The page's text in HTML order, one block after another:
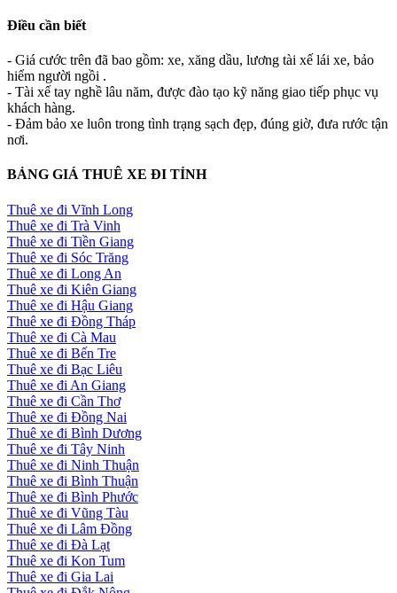
Điều cần biết
- Giá cước trên đã bao gồm: xe, xăng dầu, lương tài xế lái xe, bảo
hiểm người ngồi .
- Tài xế tay nghề lâu năm, được đào tạo kỹ năng giao tiếp phục vụ
khách hàng.
- Đảm bảo xe luôn trong tình trạng sạch đẹp, đúng giờ, đưa rước tận
nơi.
BẢNG GIÁ THUÊ XE ĐI TỈNH
Thuê xe đi Vĩnh Long
Thuê xe đi Trà Vinh
Thuê xe đi Tiền Giang
Thuê xe đi Sóc Trăng
Thuê xe đi Long An
Thuê xe đi Kiên Giang
Thuê xe đi Hậu Giang
Thuê xe đi Đồng Tháp
Thuê xe đi Cà Mau
Thuê xe đi Bến Tre
Thuê xe đi Bạc Liêu
Thuê xe đi An Giang
Thuê xe đi Cần Thơ
Thuê xe đi Đồng Nai
Thuê xe đi Bình Dương
Thuê xe đi Tây Ninh
Thuê xe đi Ninh Thuận
Thuê xe đi Bình Thuận
Thuê xe đi Bình Phước
Thuê xe đi Vũng Tàu
Thuê xe đi Lâm Đồng
Thuê xe đi Đà Lạt
Thuê xe đi Kon Tum
Thuê xe đi Gia Lai